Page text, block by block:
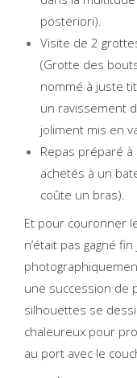
posteriori).
Visite de 2
(Grotte des
nommé à juste
un ravissement
joliment mis en
Repas préparé
achetés à un
coûte un bras).
Et pour couronner
n’était pas gagné
une succession de
silhouettes se
chaleureux pour
au port avec le